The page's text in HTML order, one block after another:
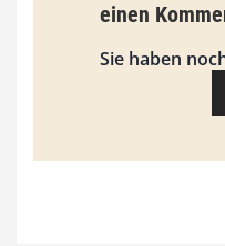
s
einen
Sie haben